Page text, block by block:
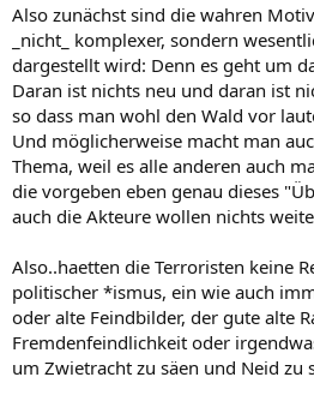
Also zunächst sind die wahren
_nicht_ komplexer, sondern
dargestellt wird: Denn es geht um
Daran ist nichts neu und daran ist
so dass man wohl den Wald vor
Und möglicherweise macht man
Thema, weil es alle anderen auch
die vorgeben eben genau dieses
auch die Akteure wollen nichts
Also..haetten die Terroristen keine
politischer *ismus, ein wie auch
oder alte Feindbilder, der gute alte
Fremdenfeindlichkeit oder
um Zwietracht zu säen und Neid zu